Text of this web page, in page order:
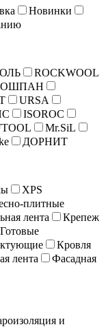
Новинки
ROCKWOOL
URSA
ISOROC
Mr.SiL
ДОРНИТ
XPS
плитные
лента
Крепеж
Готовые
Кровля
лента
Фасадная
и